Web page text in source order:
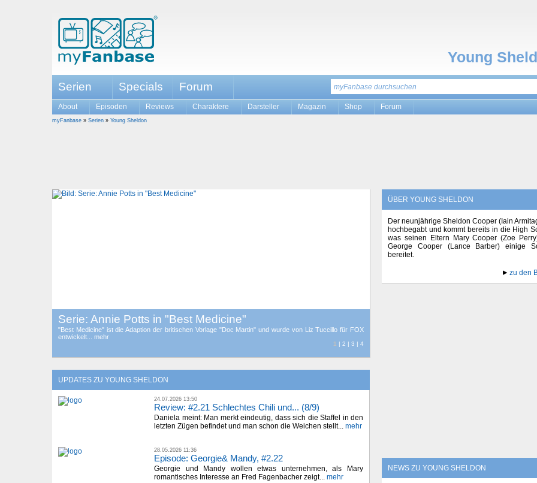
Young
Serien Specials Forum
About Episoden Reviews Charaktere Darsteller Magazin Shop Forum
myFanbase » Serien » Young Sheldon
Serie: Annie Potts in "Best Medicine"
"Best Medicine" ist die Adaption der britischen Vorlage "Doc Martin" und wurde von Liz Tuccillo für FOX
entwickelt... mehr
1 | 2 | 3 | 4
UPDATES ZU YOUNG SHELDON
24.07.2026 13:50
Review: #2.21 Schlechtes Chili und... (8/9)
Daniela meint: Man merkt eindeutig, dass sich die Staffel in den
letzten Zügen befindet und man schon die Weichen stellt... mehr
28.05.2026 11:36
Episode: Georgie& Mandy, #2.22
Georgie und Mandy wollen etwas unternehmen, als Mary
romantisches Interesse an Fred Fagenbacher zeigt... mehr
ÜBER YOUNG SHELDON
Der neunjährige Sheldon Cooper (Iain
hochbegabt und kommt bereits in die High
was seinen Eltern Mary Cooper (Zoe
George Cooper (Lance Barber) einige
bereitet.
zu den
NEWS ZU YOUNG SHELDON